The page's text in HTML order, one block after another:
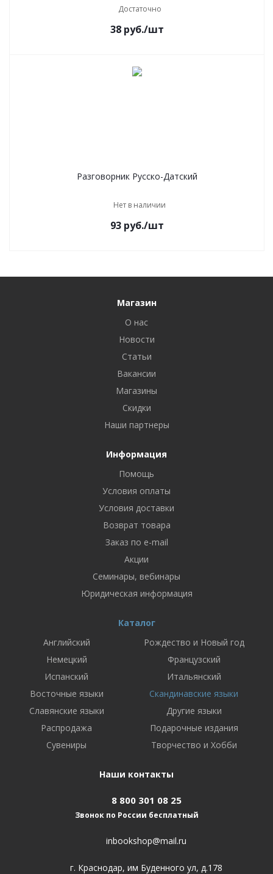
Достаточно
38 руб./шт
Разговорник Русско-Датский
Нет в наличии
93 руб./шт
Магазин
О нас
Новости
Статьи
Вакансии
Магазины
Скидки
Наши партнеры
Информация
Помощь
Условия оплаты
Условия доставки
Возврат товара
Заказ по e-mail
Акции
Семинары, вебинары
Юридическая информация
Каталог
Английский
Рождество и Новый год
Немецкий
Французский
Испанский
Итальянский
Восточные языки
Скандинавские языки
Славянские языки
Другие языки
Распродажа
Подарочные издания
Сувениры
Творчество и Хобби
Наши контакты
8 800 301 08 25
Звонок по России бесплатный
inbookshop@mail.ru
г. Краснодар, им Буденного ул, д.178